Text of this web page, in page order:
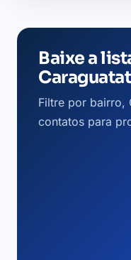
Baixe a
Filtre por bairro,
contatos para